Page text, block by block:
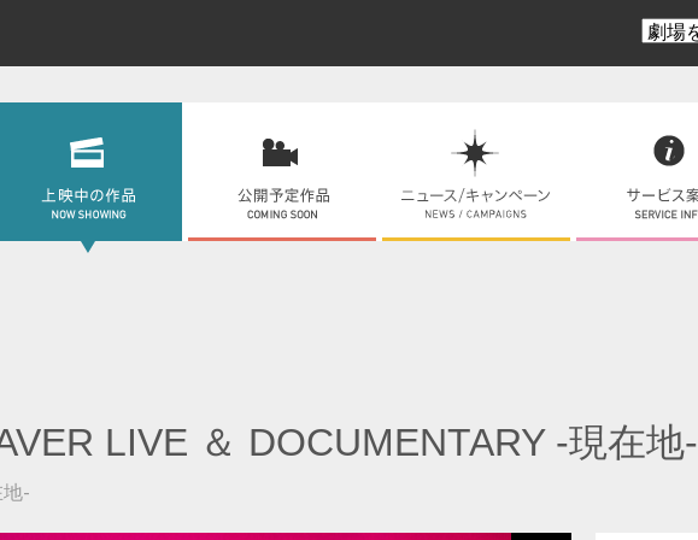
LIVE ＆ DOCUMENTARY -現在地-
-